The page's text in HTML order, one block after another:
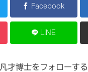
Facebook
LINE
凡才博士をフォローする